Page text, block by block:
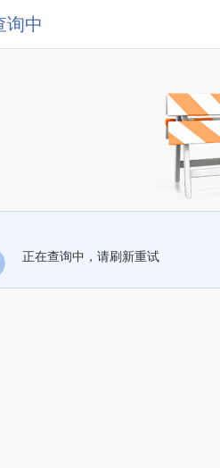
询中
正在查询中，请刷新重试